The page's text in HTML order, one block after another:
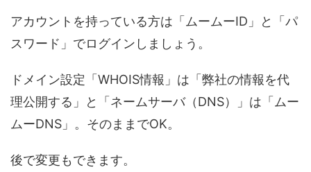
アカウントを持っている方は「ムームーID」と「パ
スワード」でログインしましょう。
ドメイン設定「WHOIS情報」は「弊社の情報を代
理公開する」と「ネームサーバ（DNS）」は「ムー
ムーDNS」。そのままでOK。
後で変更もできます。